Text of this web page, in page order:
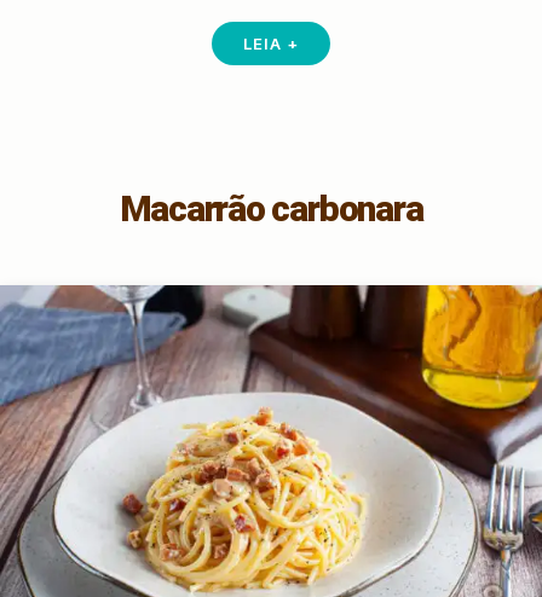
LEIA +
Macarrão carbonara